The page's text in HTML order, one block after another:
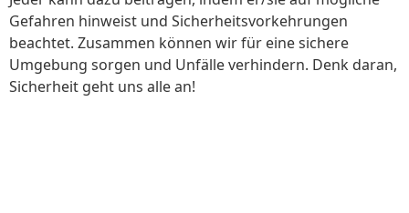
Gefahren hinweist und Sicherheitsvorkehrungen
beachtet. Zusammen können wir für eine sichere
Umgebung sorgen und Unfälle verhindern. Denk daran,
Sicherheit geht uns alle an!